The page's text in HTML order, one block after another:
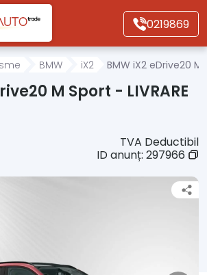
principal
0219869
BMW iX2 BMW iX2 eDrive20 M
M Sport - LIVRARE
TVA Deductibil
ID anunț: 297966